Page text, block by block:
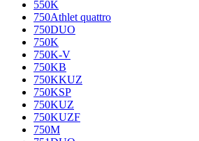
550K
750Athlet quattro
750DUO
750K
750K-V
750KB
750KKUZ
750KSP
750KUZ
750KUZF
750M